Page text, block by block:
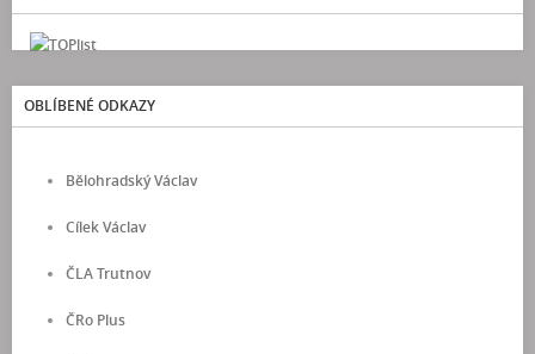
OBLÍBENÉ ODKAZY
Bělohradský Václav
Cílek Václav
ČLA Trutnov
ČRo Plus